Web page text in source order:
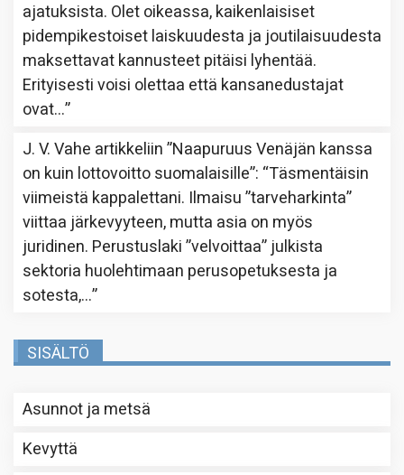
ajatuksista. Olet oikeassa, kaikenlaisiset
pidempikestoiset laiskuudesta ja joutilaisuudesta
maksettavat kannusteet pitäisi lyhentää.
Erityisesti voisi olettaa että kansanedustajat
ovat…”
J. V. Vahe artikkeliin”Naapuruus Venäjän kanssa
on kuin lottovoitto suomalaisille”: “Täsmentäisin
viimeistä kappalettani. Ilmaisu ”tarveharkinta”
viittaa järkevyyteen, mutta asia on myös
juridinen. Perustuslaki ”velvoittaa” julkista
sektoria huolehtimaan perusopetuksesta ja
sotesta,…”
SISÄLTÖ
Asunnot ja metsä
Kevyttä